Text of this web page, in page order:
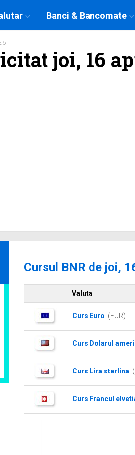
Banci & Bancomate
joi, 16
Cursul BNR de joi,
Valuta
Curs Euro (EUR)
Curs Dolarul
Curs Lira sterlina
Curs Francul